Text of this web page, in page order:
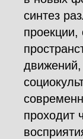
синтез
проекции,
проходит